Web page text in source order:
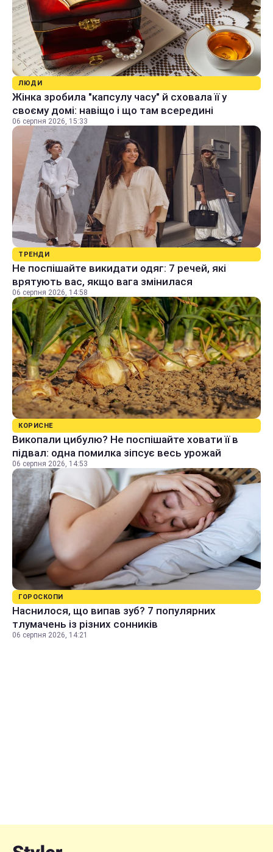
ЛЮДИ
Жінка зробила "капсулу часу" й сховала її у
своєму домі: навіщо і що там всередині
06 серпня 2026, 15:33
ТРЕНДИ
Не поспішайте викидати одяг: 7 речей, які
врятують вас, якщо вага змінилася
06 серпня 2026, 14:58
КОРИСНЕ
Викопали цибулю? Не поспішайте ховати її в
підвал: одна помилка зіпсує весь урожай
06 серпня 2026, 14:53
ГОРОСКОПИ
Наснилося, що випав зуб? 7 популярних
тлумачень із різних сонників
06 серпня 2026, 14:21